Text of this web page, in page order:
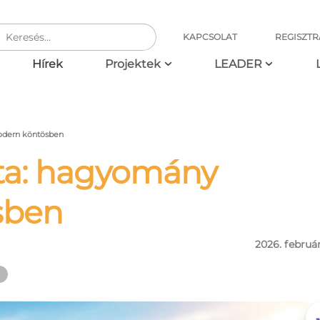
KAPCSOLAT
Hírek Projektek LEADER
köntösben
hagyomány
2026.